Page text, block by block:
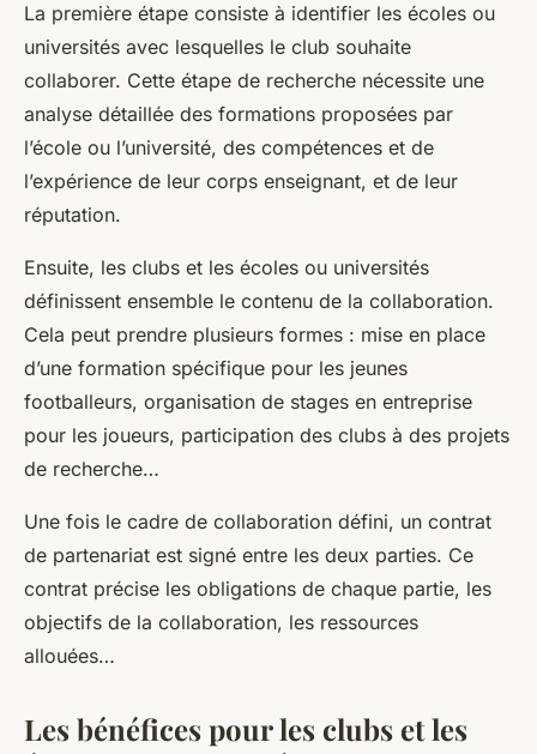
La première étape consiste à identifier les écoles ou
universités avec lesquelles le club souhaite
collaborer. Cette étape de recherche nécessite une
analyse détaillée des formations proposées par
l’école ou l’université, des compétences et de
l’expérience de leur corps enseignant, et de leur
réputation.
Ensuite, les clubs et les écoles ou universités
définissent ensemble le contenu de la collaboration.
Cela peut prendre plusieurs formes : mise en place
d’une formation spécifique pour les jeunes
footballeurs, organisation de stages en entreprise
pour les joueurs, participation des clubs à des projets
de recherche…
Une fois le cadre de collaboration défini, un contrat
de partenariat est signé entre les deux parties. Ce
contrat précise les obligations de chaque partie, les
objectifs de la collaboration, les ressources
allouées…
Les bénéfices pour les clubs et les